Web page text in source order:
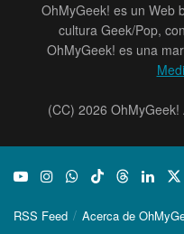
OhMyGeek! es un Web
cultura Geek/Pop,
OhMyGeek! es una
(CC) 2026
RSS Feed Acerca de